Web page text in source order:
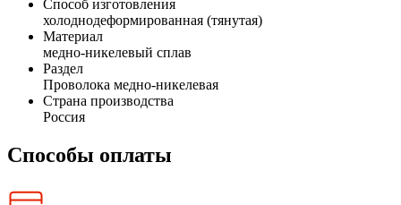
Способ изготовления
холоднодеформированная (тянутая)
Материал
медно-никелевый сплав
Раздел
Проволока медно-никелевая
Страна производства
Россия
Способы оплаты